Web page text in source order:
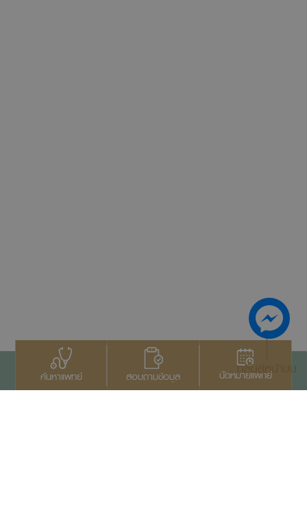
ค้นหาแพทย์ สอบถามข้อมูล นัดหมายแพทย์
กลับสู่หน้าบน